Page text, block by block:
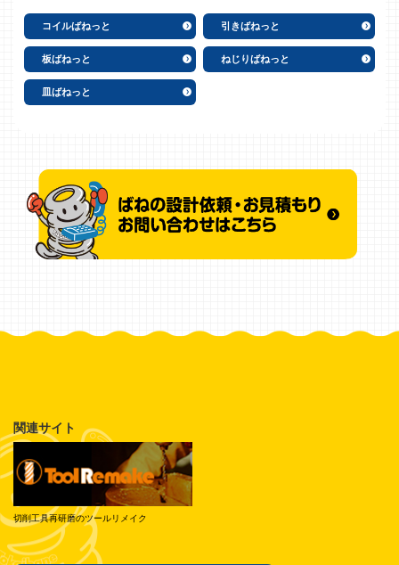
コイルばねっと 引きばねっと
板ばねっと ねじりばねっと
皿ばねっと
関連サイト
切削工具再研磨のツールリメイク